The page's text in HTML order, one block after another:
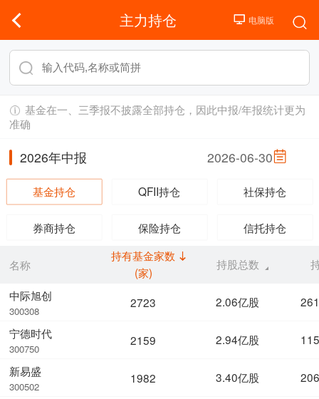
主力持仓
基金在一、三季报不披露全部持仓，因此中报/年报统计更为
准确
2026年中报 2026-06-30
基金持仓 QFII持仓 社保持仓
券商持仓 保险持仓 信托持仓
名称
中际旭创
300308
宁德时代
300750
新易盛
300502
持有基金家数
(家)
持股总数
2723 2.06亿股
2159 2.94亿股
1982 3.40亿股